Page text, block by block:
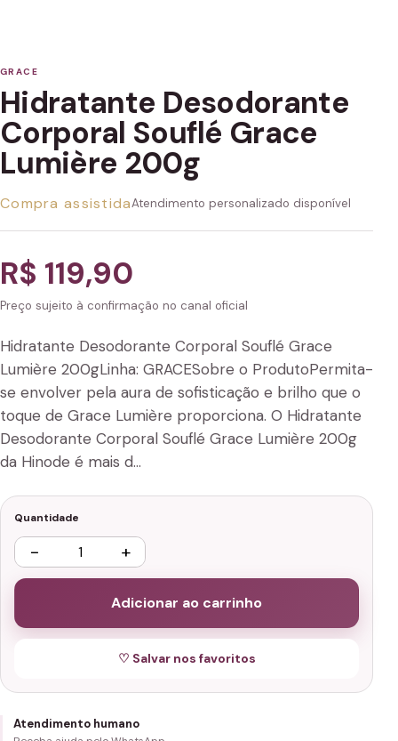
GRACE
Hidratante Desodorante
Corporal Souflé Grace
Lumière 200g
Compra assistidaAtendimento personalizado disponível
R$ 119,90
Preço sujeito à confirmação no canal oficial
Hidratante Desodorante Corporal Souflé Grace
Lumière 200gLinha: GRACESobre o ProdutoPermita-
se envolver pela aura de sofisticação e brilho que o
toque de Grace Lumière proporciona. O Hidratante
Desodorante Corporal Souflé Grace Lumière 200g
da Hinode é mais d…
Quantidade
− +
Adicionar ao carrinho
♡ Salvar nos favoritos
Atendimento humano